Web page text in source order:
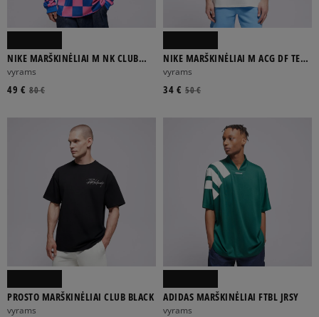
NIKE MARŠKINĖLIAI M NK CLUB
vyrams
80 €
49 €
NIKE MARŠKINĖLIAI M ACG DF TEE
LSE CMP WLKE TLKE
vyrams
50 €
34 €
PROSTO MARŠKINĖLIAI CLUB BLACK
vyrams
ADIDAS MARŠKINĖLIAI FTBL JRSY
vyrams